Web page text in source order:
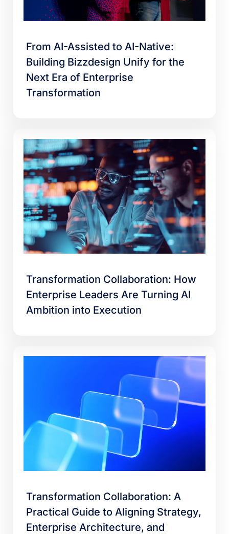
From AI-Assisted to AI-Native:
Building Bizzdesign Unify for the
Next Era of Enterprise
Transformation
Transformation Collaboration: How
Enterprise Leaders Are Turning AI
Ambition into Execution
Transformation Collaboration: A
Practical Guide to Aligning Strategy,
Enterprise Architecture, and